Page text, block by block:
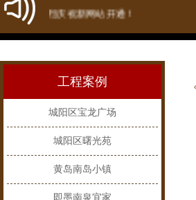
热烈庆祝新网站开通！
工程案例
城阳区宝龙广场
城阳区曙光苑
黄岛南岛小镇
即墨南泉宜家